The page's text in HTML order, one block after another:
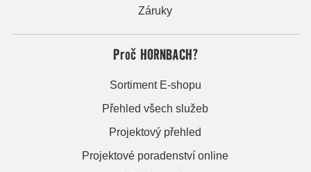
Záruky
Proč HORNBACH?
Sortiment E-shopu
Přehled všech služeb
Projektový přehled
Projektové poradenství online